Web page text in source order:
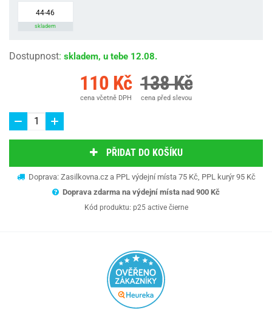
44-46
skladem
Dostupnost: skladem, u tebe 12.08.
110 Kč
cena včetně DPH
138 Kč
cena před slevou
PŘIDAT DO KOŠÍKU
Doprava: Zasilkovna.cz a PPL výdejní místa 75 Kč, PPL kurýr 95 Kč
Doprava zdarma na výdejní místa nad 900 Kč
Kód produktu: p25 active čierne